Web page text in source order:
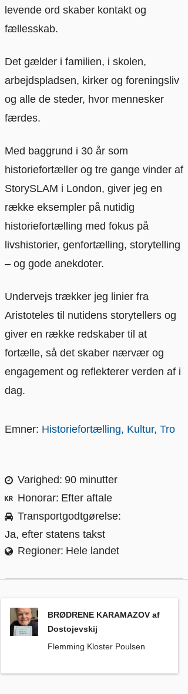
levende ord skaber kontakt og
fællesskab.
Det gælder i familien, i skolen,
arbejdspladsen, kirker og foreningsliv
og alle de steder, hvor mennesker
færdes.
Med baggrund i 30 år som
historiefortæller og tre gange vinder af
StorySLAM i London, giver jeg en
række eksempler på nutidig
historiefortælling med fokus på
livshistorier, genfortælling, storytelling
– og gode anekdoter.
Undervejs trækker jeg linier fra
Aristoteles til nutidens storytellers og
giver en række redskaber til at
fortælle, så det skaber nærvær og
engagement og reflekterer verden af i
dag.
Emner: Historiefortælling Kultur Tro
Varighed 90 minutter
Honorar Efter aftale
Transportgodtgørelse
Ja, efter statens takst
Regioner Hele landet
BRØDRENE KARAMAZOV af
Dostojevskij
Flemming Kloster Poulsen